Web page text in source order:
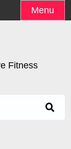
Menu
Fitness